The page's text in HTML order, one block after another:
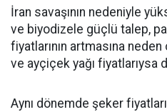
İran savaşının nedeniyle
ve biyodizele güçlü talep,
fiyatlarının artmasına
ve ayçiçek yağı fiyatlarıysa
Aynı dönemde şeker